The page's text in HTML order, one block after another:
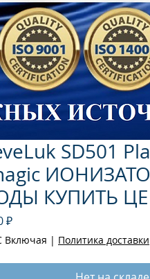
SD501
КУПИТЬ
₽Цена
Включая | Политика доставки